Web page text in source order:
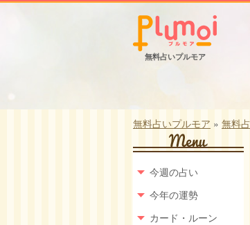
無料占いプルモア
無料占いプルモア » 無料
今週の占い
今年の運勢
カード・ルーン